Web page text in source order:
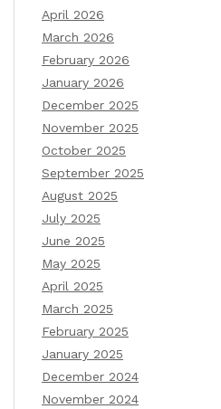
April 2026
March 2026
February 2026
January 2026
December 2025
November 2025
October 2025
September 2025
August 2025
July 2025
June 2025
May 2025
April 2025
March 2025
February 2025
January 2025
December 2024
November 2024